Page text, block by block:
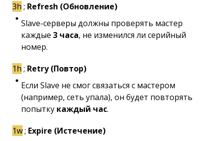
3h ; Refresh (Обновление)
Slave-серверы должны проверять мастер
каждые 3 часа, не изменился ли серийный
номер.
1h ; Retry (Повтор)
Если Slave не смог связаться с мастером
(например, сеть упала), он будет повторять
попытку каждый час.
1w; Expire (Истечение)